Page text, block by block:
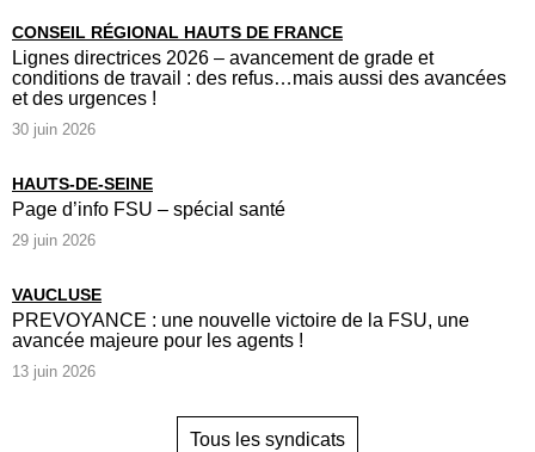
CONSEIL RÉGIONAL HAUTS DE FRANCE
Lignes directrices 2026 – avancement de grade et
conditions de travail : des refus…mais aussi des avancées
et des urgences !
30 juin 2026
HAUTS-DE-SEINE
Page d’info FSU – spécial santé
29 juin 2026
VAUCLUSE
PREVOYANCE : une nouvelle victoire de la FSU, une
avancée majeure pour les agents !
13 juin 2026
Tous les syndicats